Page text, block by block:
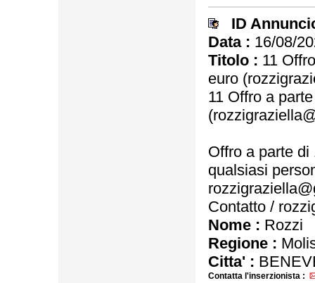
ID
Data : 16/08/
Titolo : 11
euro
11 Offro a
Offro a parte di
qualsiasi
Contatto /
Nome : Rozzi
Regione :
Citta' :
Contatta l'inserzionista :